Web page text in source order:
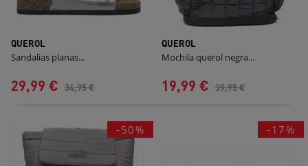
QUEROL
Sandalias planas...
29,99 € 34,95 €
QUEROL
Mochila querol negra...
19,99 € 39,95 €
-50% -17%